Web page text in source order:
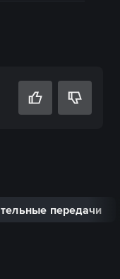
передачи